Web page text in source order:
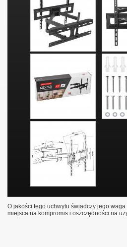
O jakości tego uchwytu świadczy jego
miejsca na kompromis i oszczędności na